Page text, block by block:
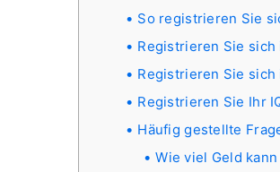
So registrieren Sie
Registrieren Sie sich
Registrieren Sie
Registrieren Sie Ihr
Häufig gestellte
Wie viel Geld